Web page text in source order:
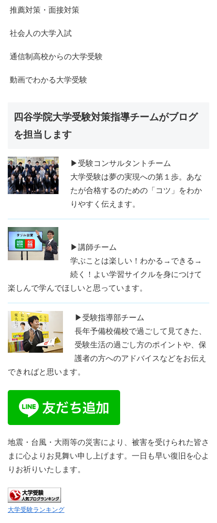
推薦対策・面接対策
社会人の大学入試
通信制高校からの大学受験
動画でわかる大学受験
四谷学院大学受験対策指導チームがブログ
を担当します
▶受験コンサルタントチーム
大学受験は夢の実現への第１歩。あな
たが合格するのための「コツ」をわか
りやすく伝えます。
▶講師チーム
学ぶことは楽しい！わかる→できる→
続く！よい学習サイクルを身につけて
楽しんで学んでほしいと思っています。
▶受験指導部チーム
長年予備校備校で過ごして見てきた、
受験生活の過ごし方のポイントや、保
護者の方へのアドバイスなどをお伝え
できればと思います。
地震・台風・大雨等の災害により、被害を受けられた皆さ
まに心よりお見舞い申し上げます。一日も早い復旧を心よ
りお祈りいたします。
大学受験ランキング